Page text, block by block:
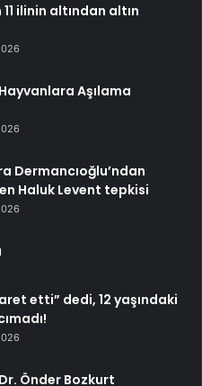
11 ilinin altından altın
Aşılama
Dermancıoğlu’ndan
Haluk Levent tepkisi
etti” dedi, 12 yaşındaki
Önder Bozkurt